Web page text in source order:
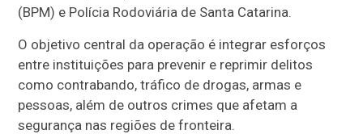
(BPM) e Polícia Rodoviária de Santa Catarina.
O objetivo central da operação é integrar esforços
entre instituições para prevenir e reprimir delitos
como contrabando, tráfico de drogas, armas e
pessoas, além de outros crimes que afetam a
segurança nas regiões de fronteira.